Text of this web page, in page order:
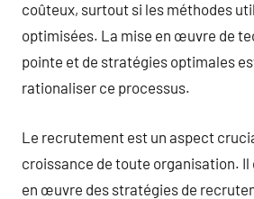
coûteux, surtout si les méthodes
optimisées. La mise en œuvre de
pointe et de stratégies optimales
rationaliser ce processus.
Le recrutement est un aspect
croissance de toute organisation.
en œuvre des stratégies de